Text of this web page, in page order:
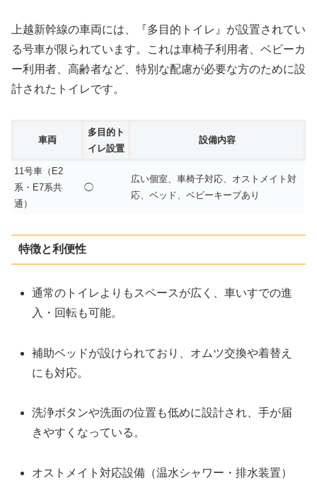
上越新幹線の車両には、『多目的トイレ』が設置されてい
る号車が限られています。これは車椅子利用者、ベビーカ
ー利用者、高齢者など、特別な配慮が必要な方のために設
計されたトイレです。
車両
多目的ト
イレ設置
設備内容
11号車（E2
系・E7系共
通）
◯
広い個室、車椅子対応、オストメイト対
応、ベッド、ベビーキープあり
特徴と利便性
通常のトイレよりもスペースが広く、車いすでの進
入・回転も可能。
補助ベッドが設けられており、オムツ交換や着替え
にも対応。
洗浄ボタンや洗面の位置も低めに設計され、手が届
きやすくなっている。
オストメイト対応設備（温水シャワー・排水装置）